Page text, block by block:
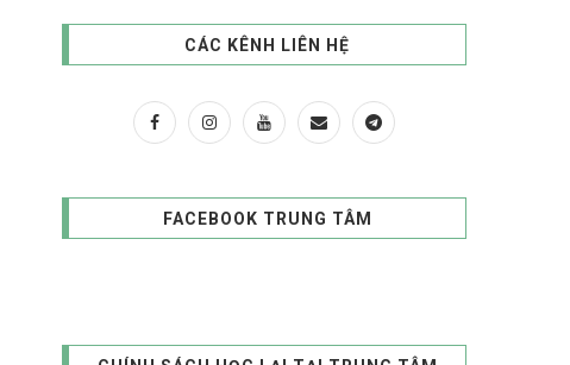
CÁC KÊNH LIÊN HỆ
FACEBOOK TRUNG TÂM